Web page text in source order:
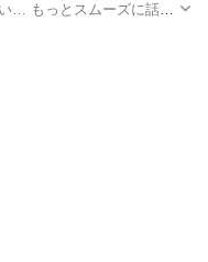
… もっとスムーズに話せ